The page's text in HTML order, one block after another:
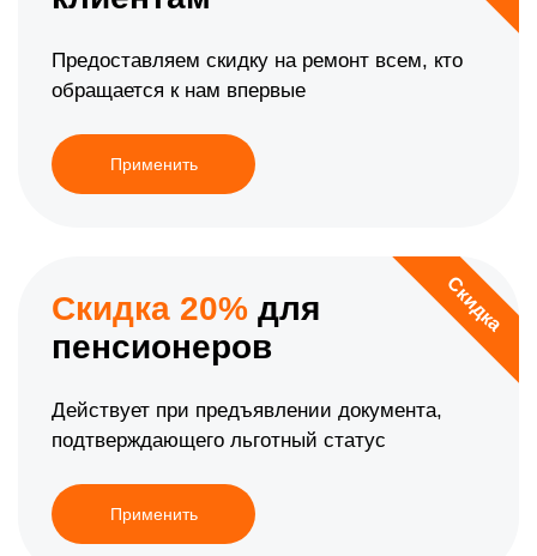
Предоставляем скидку на ремонт всем, кто
обращается к нам впервые
Применить
Скидка
Скидка 20% для
пенсионеров
Действует при предъявлении документа,
подтверждающего льготный статус
Применить